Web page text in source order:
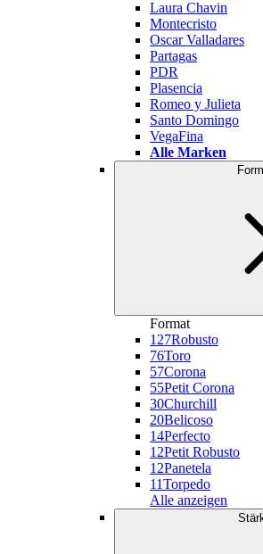
Laura Chavin
Montecristo
Oscar Valladares
Partagas
PDR
Plasencia
Romeo y Julieta
Santo Domingo
VegaFina
Alle Marken
Format
127Robusto
76Toro
57Corona
55Petit Corona
30Churchill
20Belicoso
14Perfecto
12Petit Robusto
12Panetela
11Torpedo
Alle anzeigen